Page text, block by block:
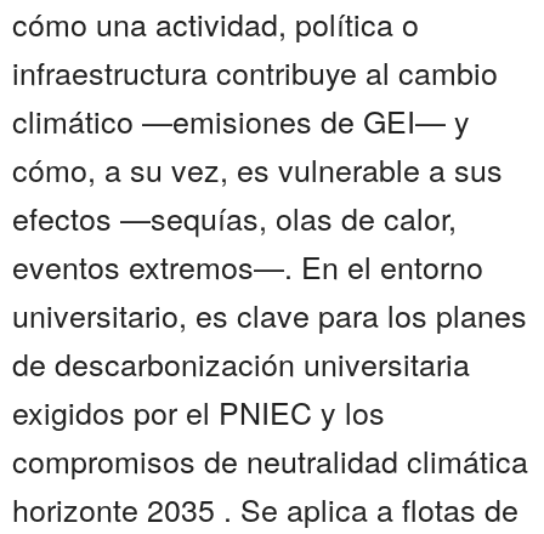
cómo una actividad, política o
infraestructura contribuye al cambio
climático —emisiones de GEI— y
cómo, a su vez, es vulnerable a sus
efectos —sequías, olas de calor,
eventos extremos—. En el entorno
universitario, es clave para los planes
de descarbonización universitaria
exigidos por el PNIEC y los
compromisos de neutralidad climática
horizonte 2035 . Se aplica a flotas de